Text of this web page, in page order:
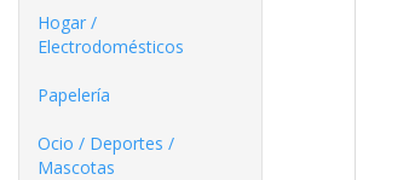
Hogar /
Electrodomésticos
Papelería
Ocio / Deportes /
Mascotas